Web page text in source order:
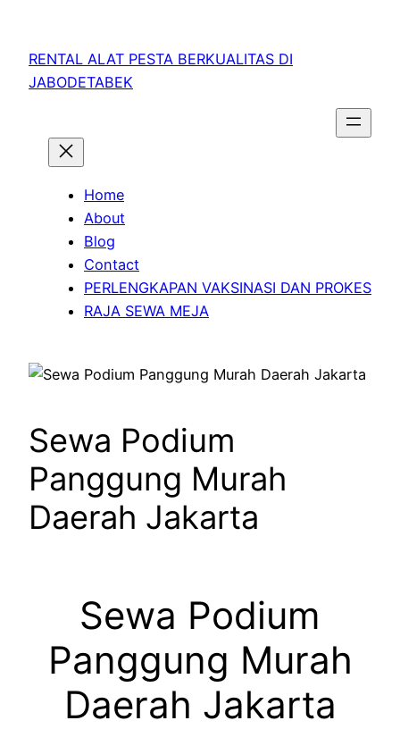
RENTAL ALAT PESTA BERKUALITAS DI
JABODETABEK
Home
About
Blog
Contact
PERLENGKAPAN VAKSINASI DAN PROKES
RAJA SEWA MEJA
Sewa Podium
Panggung Murah
Daerah Jakarta
Sewa Podium
Panggung Murah
Daerah Jakarta